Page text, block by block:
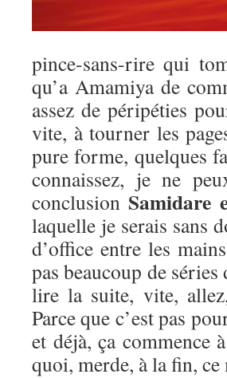
pince-sans-rire qui
qu’a Amamiya de
assez de péripéties
vite, à tourner les
pure forme, quelques
connaissez, je ne
conclusion Samidare
laquelle je serais sans
d’office entre les
pas beaucoup de
lire la suite, vite,
Parce que c’est pas
et déjà, ça commence
quoi, merde, à la fin,